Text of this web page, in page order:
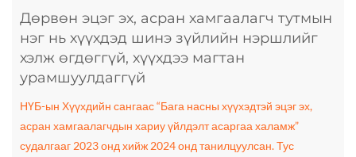
Дөрвөн эцэг эх, асран хамгаалагч тутмын
нэг нь хүүхдэд шинэ зүйлийн нэршлийг
хэлж өгдөггүй, хүүхдээ магтан
урамшуулдаггүй
НҮБ-ын Хүүхдийн сангаас “Бага насны хүүхэдтэй эцэг эх,
асран хамгаалагчдын хариу үйлдэлт асаргаа халамж”
судалгааг 2023 онд хийж 2024 онд танилцуулсан. Тус